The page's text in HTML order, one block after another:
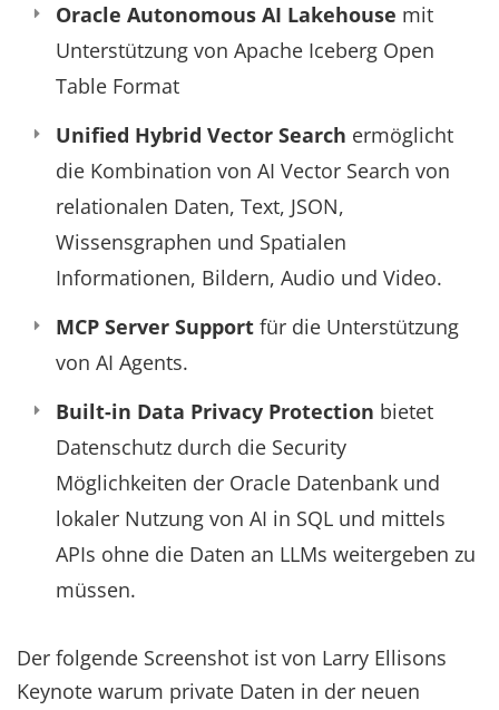
Oracle Autonomous AI Lakehouse mit
Unterstützung von Apache Iceberg Open
Table Format
Unified Hybrid Vector Search ermöglicht
die Kombination von AI Vector Search von
relationalen Daten, Text, JSON,
Wissensgraphen und Spatialen
Informationen, Bildern, Audio und Video.
MCP Server Support für die Unterstützung
von AI Agents.
Built-in Data Privacy Protection bietet
Datenschutz durch die Security
Möglichkeiten der Oracle Datenbank und
lokaler Nutzung von AI in SQL und mittels
APIs ohne die Daten an LLMs weitergeben zu
müssen.
Der folgende Screenshot ist von Larry Ellisons
Keynote warum private Daten in der neuen